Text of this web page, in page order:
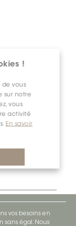
!
de vous
sur notre
vous
activité
En savoir
vos besoins en
sans égal. Nous